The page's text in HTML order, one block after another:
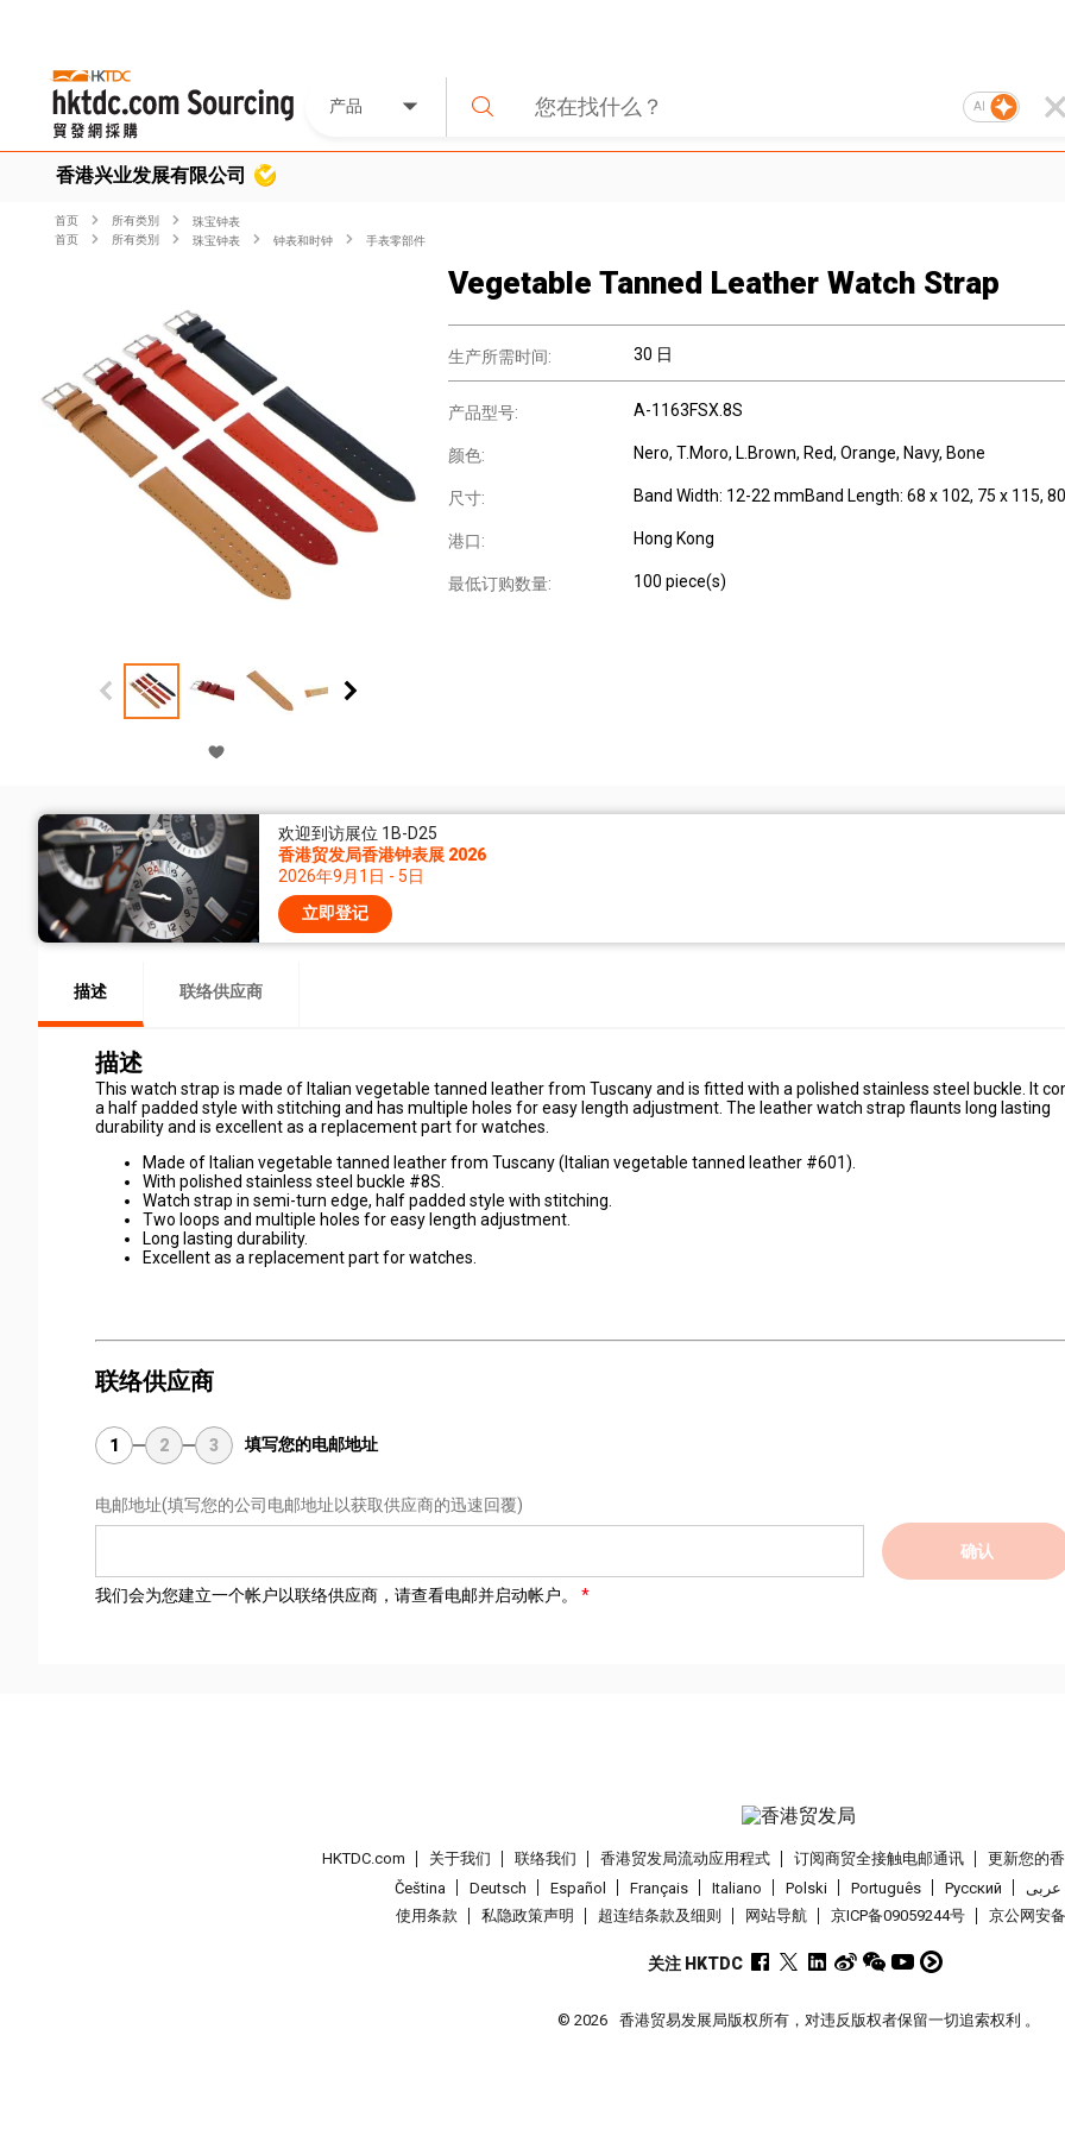
产品 AI
香港兴业发展有限公司
首页 所有类別
珠宝钟表
首页
所有类別 珠宝钟表 钟表和时钟 手表零部件
Vegetable Tanned Leather Watch Strap
生产所需时间: 30 日
产品型号: A-1163FSX.8S
颜色: Nero, T.Moro, L.Brown, Red, Orange, Navy, Bone
尺寸: Band Width: 12-22 mmBand Length: 68 x 102, 75 x 115,
港口: Hong Kong
最低订购数量: 100 piece(s)
欢迎到访展位 1B-D25
香港贸发局香港钟表展 2026
2026年9月1日 - 5日
立即登记
描述 联络供应商
描述
This watch strap is made of Italian vegetable tanned leather from Tuscany and is fitted with a polished stainless steel buckle. It
a half padded style with stitching and has multiple holes for easy length adjustment. The leather watch strap flaunts long lasting
durability and is excellent as a replacement part for watches.
Made of Italian vegetable tanned leather from Tuscany (Italian vegetable tanned leather #601).
With polished stainless steel buckle #8S.
Watch strap in semi-turn edge, half padded style with stitching.
Two loops and multiple holes for easy length adjustment.
Long lasting durability.
Excellent as a replacement part for watches.
联络供应商
1 2 3 填写您的电邮地址
电邮地址(填写您的公司电邮地址以获取供应商的迅速回覆)
确认
我们会为您建立一个帐户以联络供应商，请查看电邮并启动帐户。
HKTDC.com 关于我们 联络我们 香港贸发局流动应用程式 订阅商贸全接触电邮通讯 更新您的
Čeština
Deutsch Español Français Italiano Polski Português Pусский عربى
使用条款
私隐政策声明 超连结条款及细则 网站导航 京ICP备09059244号 京公网安
关注 HKTDC
© 2026 香港贸易发展局版权所有，对违反版权者保留一切追索权利 。